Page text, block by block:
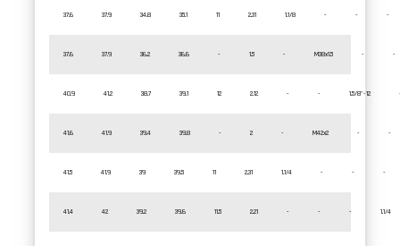
37.6 37.9 34.8 35.1 11 2.31 1.1/8 - - -
37.6 37.9 36.2 36.6 - 1.5 - M38x1.5 - -
40.9 41.2 38.7 39.1 12 2.12 - - 1.5/8"-12
41.6 41.9 39.4 39.8 - 2 - M42x2 - -
41.5 41.9 39 39.5 11 2.31 1.1/4 - - -
41.4 42 39.2 39.6 11.5 2.21 - - - 1.1/4